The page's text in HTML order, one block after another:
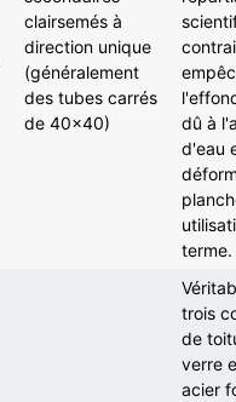
clairsemés à
direction unique
(généralement
des tubes carrés
de 40×40)
dû à
d'eau
terme.
trois
de
verre
acier